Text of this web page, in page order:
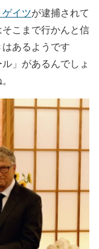
ゲイツが逮捕されて
こまで行かんと信
あるようです
」があるんでしょ